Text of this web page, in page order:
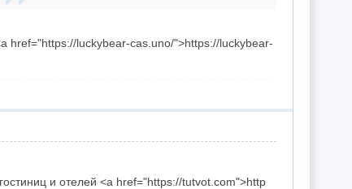
href="https://luckybear-cas.uno/">https://luckybear-
и отелей <a href="https://tutvot.com">http